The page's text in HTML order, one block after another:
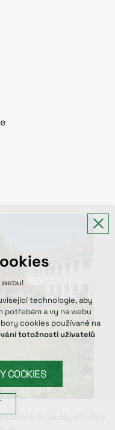
škola Myslibořice
technologie, aby
potřebám a vy na webu
cookies používané na
totožnosti uživatelů
COOKIES